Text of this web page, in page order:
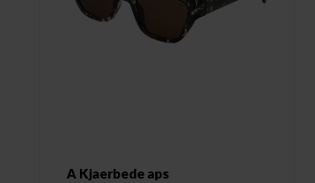
A Kjaerbede aps